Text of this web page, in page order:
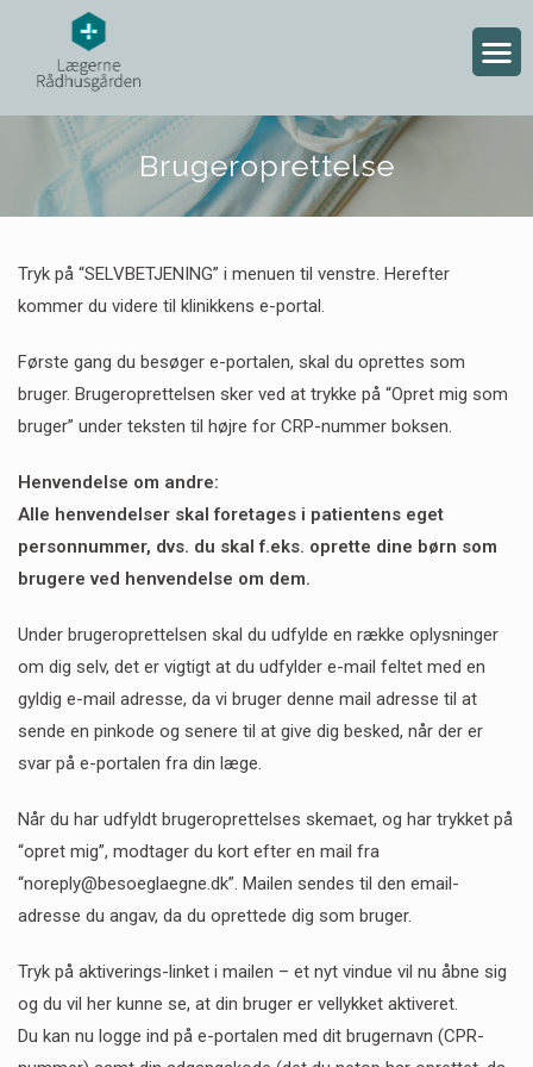
Brugeroprettelse
Tryk på “SELVBETJENING” i menuen til venstre. Herefter
kommer du videre til klinikkens e-portal.
Første gang du besøger e-portalen, skal du oprettes som
bruger. Brugeroprettelsen sker ved at trykke på “Opret mig som
bruger” under teksten til højre for CRP-nummer boksen.
Henvendelse om andre:
Alle henvendelser skal foretages i patientens eget
personnummer, dvs. du skal f.eks. oprette dine børn som
brugere ved henvendelse om dem.
Under brugeroprettelsen skal du udfylde en række oplysninger
om dig selv, det er vigtigt at du udfylder e-mail feltet med en
gyldig e-mail adresse, da vi bruger denne mail adresse til at
sende en pinkode og senere til at give dig besked, når der er
svar på e-portalen fra din læge.
Når du har udfyldt brugeroprettelses skemaet, og har trykket på
“opret mig”, modtager du kort efter en mail fra
“noreply@besoeglaegne.dk”. Mailen sendes til den email-
adresse du angav, da du oprettede dig som bruger.
Tryk på aktiverings-linket i mailen – et nyt vindue vil nu åbne sig
og du vil her kunne se, at din bruger er vellykket aktiveret.
Du kan nu logge ind på e-portalen med dit brugernavn (CPR-